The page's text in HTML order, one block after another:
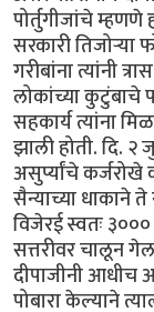
पोर्तुगीजांचे म्हणणे
सरकारी
गरीबांना त्यांनी
लोकांच्या कुटुंबाचे
सहकार्य त्यांना
झाली होती. दि.
असुर्प्यांचे
सैन्याच्या धाकाने
विजेरई स्वतः
सत्तरीवर चालून
दीपाजीनी आधीच
पोबारा केल्याने